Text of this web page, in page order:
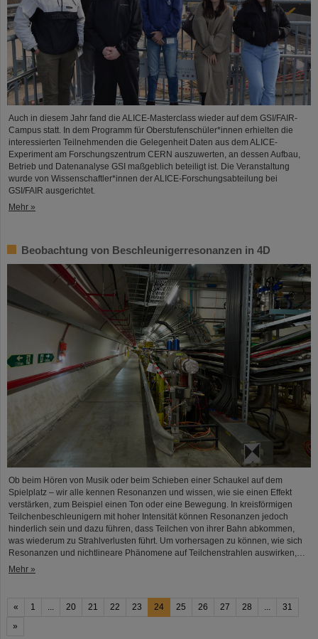
Auch in diesem Jahr fand die ALICE-Masterclass wieder auf dem GSI/FAIR-
Campus statt. In dem Programm für Oberstufenschüler*innen erhielten die
interessierten Teilnehmenden die Gelegenheit Daten aus dem ALICE-
Experiment am Forschungszentrum CERN auszuwerten, an dessen Aufbau,
Betrieb und Datenanalyse GSI maßgeblich beteiligt ist. Die Veranstaltung
wurde von Wissenschaftler*innen der ALICE-Forschungsabteilung bei
GSI/FAIR ausgerichtet.
Mehr »
Beobachtung von Beschleunigerresonanzen in 4D
Ob beim Hören von Musik oder beim Schieben einer Schaukel auf dem
Spielplatz – wir alle kennen Resonanzen und wissen, wie sie einen Effekt
verstärken, zum Beispiel einen Ton oder eine Bewegung. In kreisförmigen
Teilchenbeschleunigern mit hoher Intensität können Resonanzen jedoch
hinderlich sein und dazu führen, dass Teilchen von ihrer Bahn abkommen,
was wiederum zu Strahlverlusten führt. Um vorhersagen zu können, wie sich
Resonanzen und nichtlineare Phänomene auf Teilchenstrahlen auswirken,…
Mehr »
« 1 20 21 22 23 24 25 26 27 28
31
»